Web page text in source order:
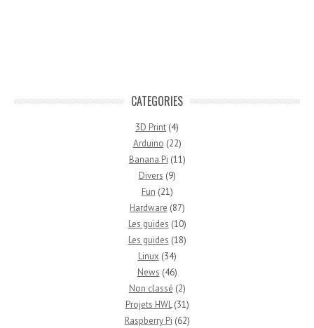
CATEGORIES
3D Print (4)
Arduino (22)
Banana Pi (11)
Divers (9)
Fun (21)
Hardware (87)
Les guides (10)
Les guides (18)
Linux (34)
News (46)
Non classé (2)
Projets HWL(31)
Raspberry Pi (62)